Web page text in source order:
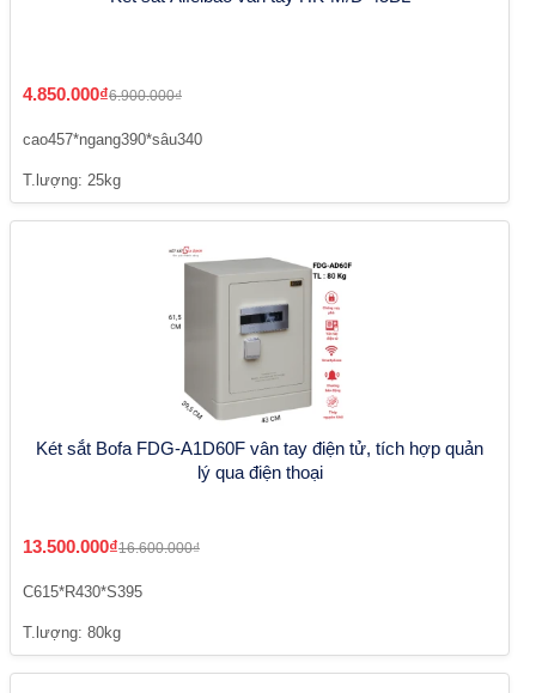
4.850.000₫6.900.000₫
cao457*ngang390*sâu340
T.lượng: 25kg
Két sắt Bofa FDG-A1D60F vân tay điện tử, tích hợp quản
lý qua điện thoại
13.500.000₫16.600.000₫
C615*R430*S395
T.lượng: 80kg